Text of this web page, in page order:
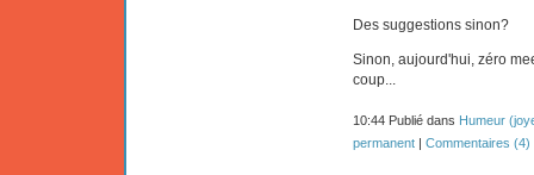
Des suggestions sinon?
Sinon, aujourd'hui, zéro
coup...
10:44 Publié dans Humeur
permanent| Commentaires (4)